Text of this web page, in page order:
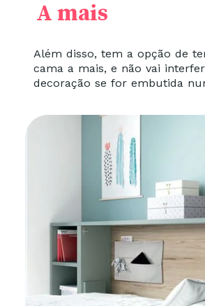
Além disso, tem a opção de
cama a mais, e não vai
decoração se for embutida
A mais